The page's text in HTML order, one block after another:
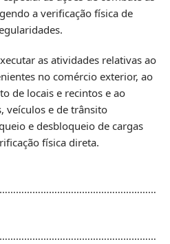
a verificação física de
as atividades relativas ao
no comércio exterior, ao
de locais e recintos e ao
veículos e de trânsito
e desbloqueio de cargas
física direta.